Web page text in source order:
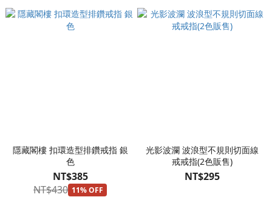
隱藏閣樓 扣環造型排鑽戒指 銀
色
NT$385
NT$430 11% OFF
光影波瀾 波浪型不規則切面線
戒戒指(2色販售)
NT$295